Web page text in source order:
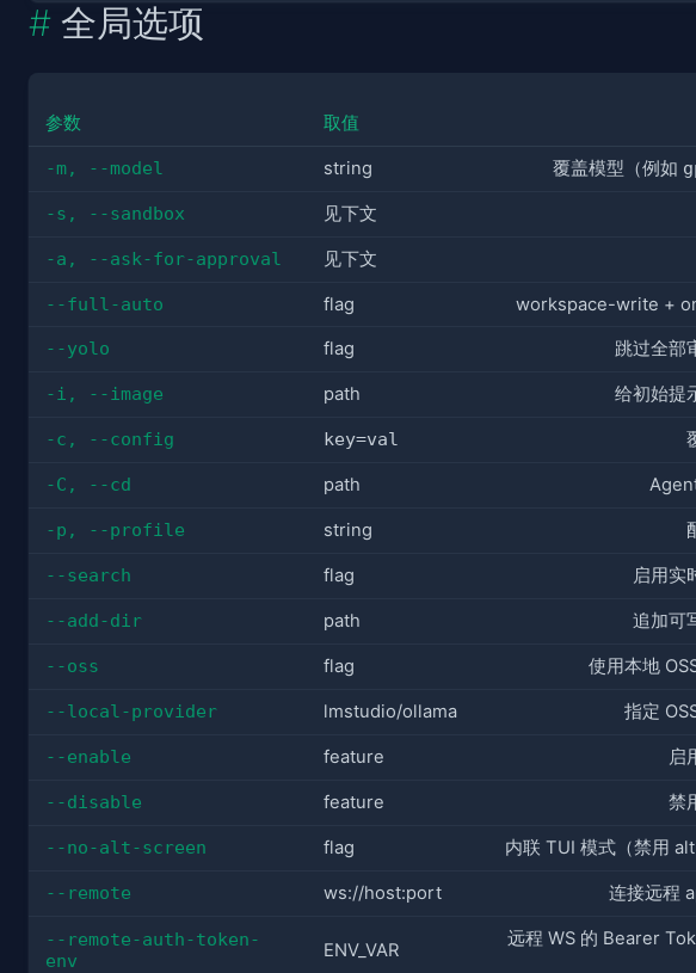
全局选项
参数 取值
-m, --model string 覆盖模型（例如
-s, --sandbox 见下文
-a, --ask-for-approval 见下文
--full-auto flag workspace-write +
--yolo flag 跳过全部
-i, --image path 给初始提
-c, --config key=val
-C, --cd path
-p, --profile string
--search flag 启用实
--add-dir path 追加可
--oss flag 使用本地
--local-provider lmstudio/ollama 指定
--enable feature 启
--disable feature 禁
--no-alt-screen flag 内联 TUI 模式（禁用 alt
--remote ws://host:port 连接远程
--remote-auth-token-
env
ENV_VAR
远程 WS 的 Bearer